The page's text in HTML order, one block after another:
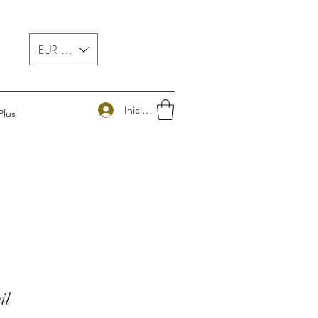
EUR (€)
Iniciar sesión